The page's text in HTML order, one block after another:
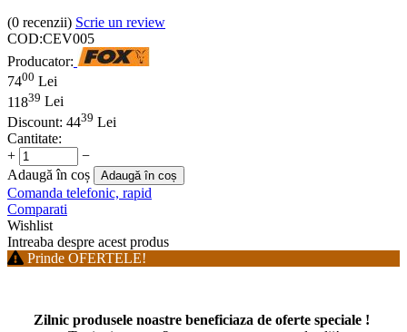
(0 recenzii) Scrie un review
COD:CEV005
Producator:
7400 Lei
11839 Lei
Discount: 4439 Lei
Cantitate:
+
−
Adaugă în coș
Adaugă în coș
Comanda telefonic, rapid
Comparati
Wishlist
Intreaba despre acest produs
Prinde OFERTELE!
Zilnic produsele noastre beneficiaza de oferte speciale !